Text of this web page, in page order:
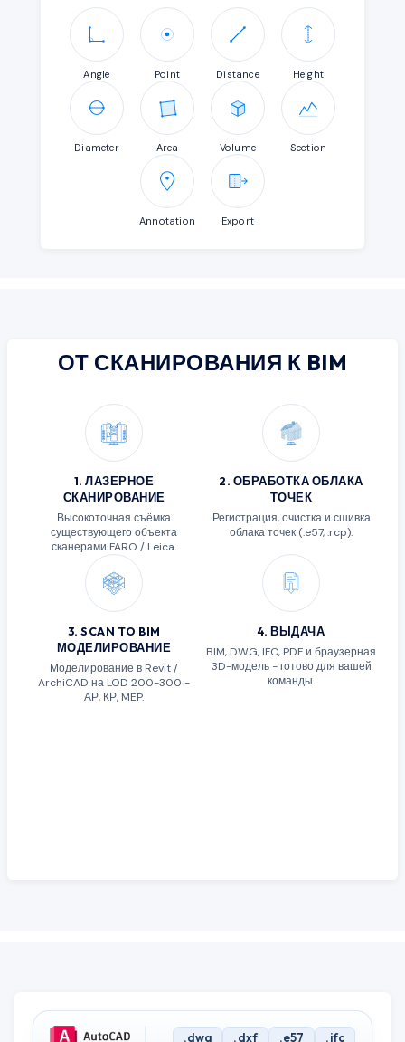
Angle Point Distance Height
Diameter Area Volume Section
Annotation Export
ОТ СКАНИРОВАНИЯ К BIM
1.ЛАЗЕРНОЕ
СКАНИРОВАНИЕ
Высокоточная съёмка
существующего объекта
сканерами FARO / Leica.
2. ОБРАБОТКА ОБЛАКА
ТОЧЕК
Регистрация, очистка и сшивка
облака точек (.e57, .rcp).
3. SCAN TO BIM
МОДЕЛИРОВАНИЕ
Моделирование в Revit /
ArchiCAD на LOD 200-300 -
АР, КР, MEP.
4.ВЫДАЧА
BIM, DWG, IFC, PDF и браузерная
3D-модель - готово для вашей
команды.
Output formats and software compatibility — which
.dwg .dxf .e57 .ifc